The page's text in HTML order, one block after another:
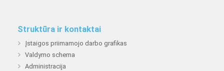
Struktūra ir kontaktai
Įstaigos priimamojo darbo grafikas
Valdymo schema
Administracija